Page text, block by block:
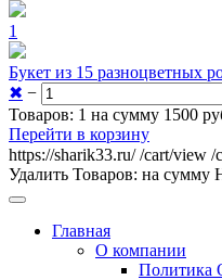
1
Букет из 15 разноцветных
✖ −
Товаров: 1 на сумму 1500
Перейти в корзину
https://sharik33.ru/ /cart/view /
Удалить Товаров: на сумму
Главная
О компании
Политика